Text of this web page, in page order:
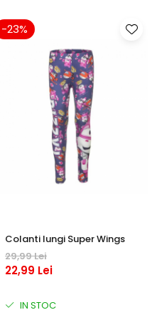
-23%
Colanti lungi Super Wings
29,99 Lei
22,99 Lei
IN STOC